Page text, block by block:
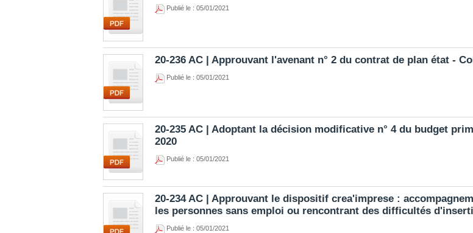
Publié le : 05/01/2021
20-236 AC | Approuvant l'avenant n° 2 du contrat de plan état -
Publié le : 05/01/2021
20-235 AC | Adoptant la décision modificative n° 4 du budget
2020
Publié le : 05/01/2021
20-234 AC | Approuvant le dispositif crea'imprese :
les personnes sans emploi ou rencontrant des difficultés
Publié le : 05/01/2021